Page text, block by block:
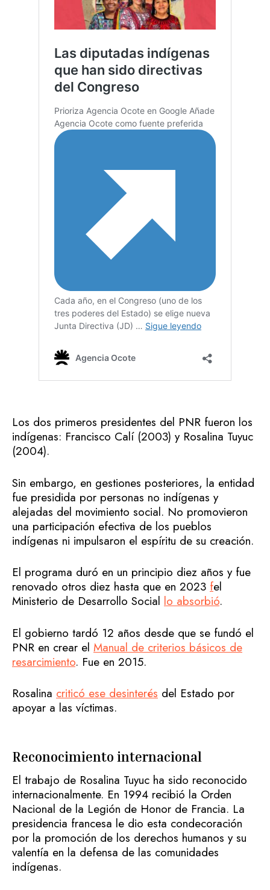
Los dos primeros presidentes del PNR fueron los
indígenas: Francisco Calí (2003) y Rosalina Tuyuc
(2004).
Sin embargo, en gestiones posteriores, la entidad
fue presidida por personas no indígenas y
alejadas del movimiento social. No promovieron
una participación efectiva de los pueblos
indígenas ni impulsaron el espíritu de su creación.
El programa duró en un principio diez años y fue
renovado otros diez hasta que en 2023 fel
Ministerio de Desarrollo Social lo absorbió.
El gobierno tardó 12 años desde que se fundó el
PNR en crear el Manual de criterios básicos de
resarcimiento. Fue en 2015.
Rosalina criticó ese desinterés del Estado por
apoyar a las víctimas.
Reconocimiento internacional
El trabajo de Rosalina Tuyuc ha sido reconocido
internacionalmente. En 1994 recibió la Orden
Nacional de la Legión de Honor de Francia. La
presidencia francesa le dio esta condecoración
por la promoción de los derechos humanos y su
valentía en la defensa de las comunidades
indígenas.